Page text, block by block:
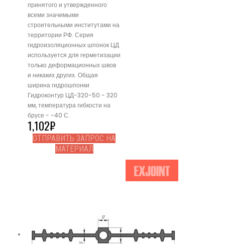
принятого и утвержденного
всеми значимыми
строительными институтами на
территории РФ. Серия
гидроизоляционных шпонок ЦД
используется для герметизации
только деформационных швов
и никаких других. Общая
ширина гидрошпонки
Гидроконтур ЦД-320-50 - 320
мм, температура гибкости на
брусе - -40 С.
1,102₽
ОТПРАВИТЬ ЗАПРОС НА
МАТЕРИАЛ